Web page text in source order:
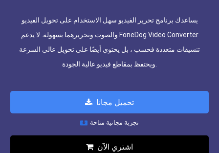
يساعدك برنامج تحرير الفيديو سهل الاستخدام على تحويل الفيديو
والصوت وتحريرهما بسهولة. لا يدعم FoneDog Video Converter
تنسيقات متعددة فحسب ، بل يحتوي أيضًا على تحويل عالي السرعة
تحميل مجانا
تجربة مجانية متاحة
اشتري الآن